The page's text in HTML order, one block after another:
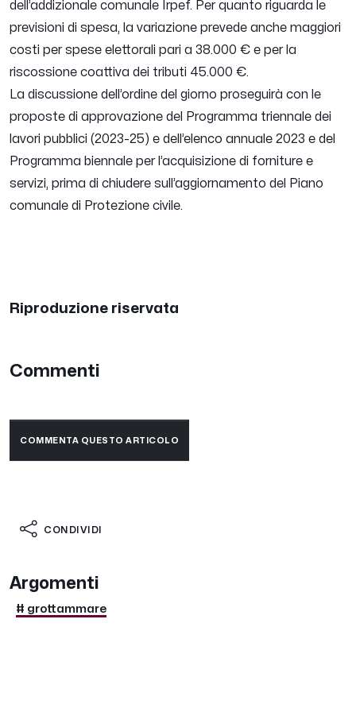
dell’addizionale comunale Irpef. Per quanto riguarda le
previsioni di spesa, la variazione prevede anche maggiori
costi per spese elettorali pari a 38.000 € e per la
riscossione coattiva dei tributi 45.000 €.
La discussione dell’ordine del giorno proseguirà con le
proposte di approvazione del Programma triennale dei
lavori pubblici (2023-25) e dell’elenco annuale 2023 e del
Programma biennale per l’acquisizione di forniture e
servizi, prima di chiudere sull’aggiornamento del Piano
comunale di Protezione civile.
Riproduzione riservata
Commenti
COMMENTA QUESTO ARTICOLO
CONDIVIDI
Argomenti
# grottammare